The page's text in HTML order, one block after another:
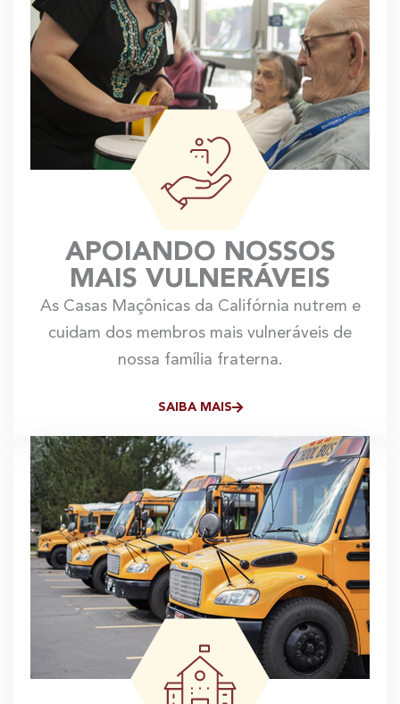
APOIANDO NOSSOS
MAIS VULNERÁVEIS
As Casas Maçônicas da Califórnia nutrem e
cuidam dos membros mais vulneráveis ​​de
nossa família fraterna.
SAIBA MAIS